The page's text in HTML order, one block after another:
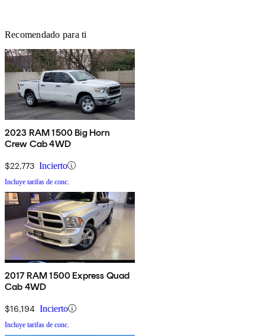
Recomendado para ti
2023 RAM 1500 Big Horn
Crew Cab 4WD
$22,773 Incierto
Incluye tarifas de conc.
2017 RAM 1500 Express Quad
Cab 4WD
$16,194 Incierto
Incluye tarifas de conc.